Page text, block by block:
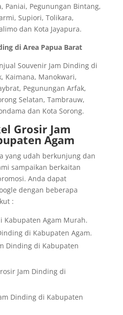
Paniai, Pegunungan Bintang,
Supiori, Tolikara,
dan Kota Jayapura.
di Area Papua Barat
Souvenir Jam Dinding di
Kaimana, Manokwari,
Pegunungan Arfak,
Selatan, Tambrauw,
dan Kota Sorong.
Grosir Jam
Agam
yang udah berkunjung dan
sampaikan berkaitan
Anda dapat
dengan beberapa
:
Kabupaten Agam Murah.
di Kabupaten Agam.
Dinding di Kabupaten
Jam Dinding di
Dinding di Kabupaten